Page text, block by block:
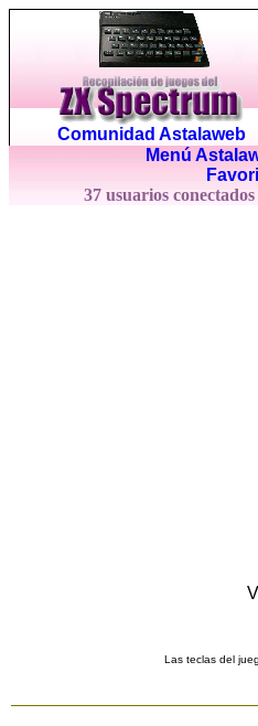
Comunidad Astalaweb
Menú
37 usuarios conectados
Las teclas del